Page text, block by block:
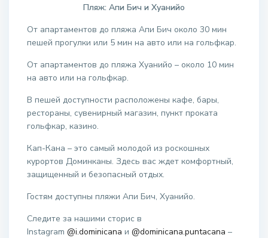
Пляж: Апи Бич и Хуанийо
От апартаментов до пляжа Апи Бич около 30 мин
пешей прогулки или 5 мин на авто или на гольфкар.
От апартаментов до пляжа Хуанийо – около 10 мин
на авто или на гольфкар.
В пешей доступности расположены кафе, бары,
рестораны, сувенирный магазин, пункт проката
гольфкар, казино.
Кап-Кана – это самый молодой из роскошных
курортов Доминканы. Здесь вас ждет комфортный,
защищенный и безопасный отдых.
Гостям доступны пляжи Апи Бич, Хуанийо.
Следите за нашими сторис в
Instagram @i.dominicana и @dominicana.puntacana –